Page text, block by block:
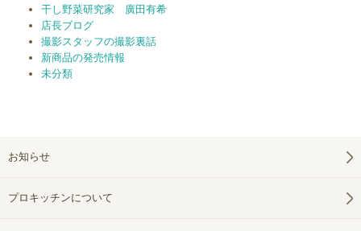
干し野菜研究家 廣田有希
店長ブログ
撮影スタッフの撮影裏話
新商品の発売情報
未分類
お知らせ
プロキッチンについて